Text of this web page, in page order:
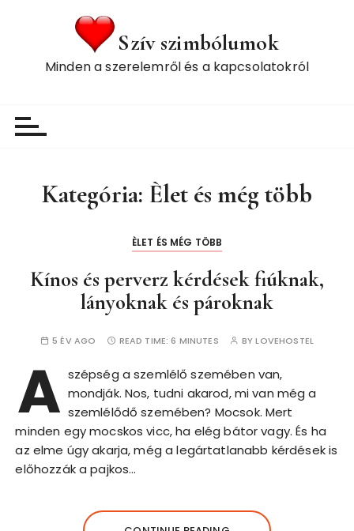
Szív szimbólumok
Minden a szerelemről és a kapcsolatokról
Kategória: Èlet és még több
ÈLET ÉS MÉG TÖBB
Kínos és perverz kérdések fiúknak,
lányoknak és pároknak
5 ÉV AGO READ TIME:6 MINUTES BYLOVEHOSTEL
A szépség a szemlélő szemében van,
mondják. Nos, tudni akarod, mi van még a
szemlélődő szemében? Mocsok. Mert
minden egy mocskos vicc, ha elég bátor vagy. És ha
az elme úgy akarja, még a legártatlanabb kérdések is
előhozzák a pajkos…